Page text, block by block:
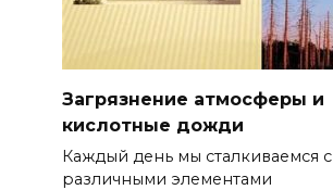
Загрязнение атмосферы и
кислотные дожди
Каждый день мы сталкиваемся с
различными элементами